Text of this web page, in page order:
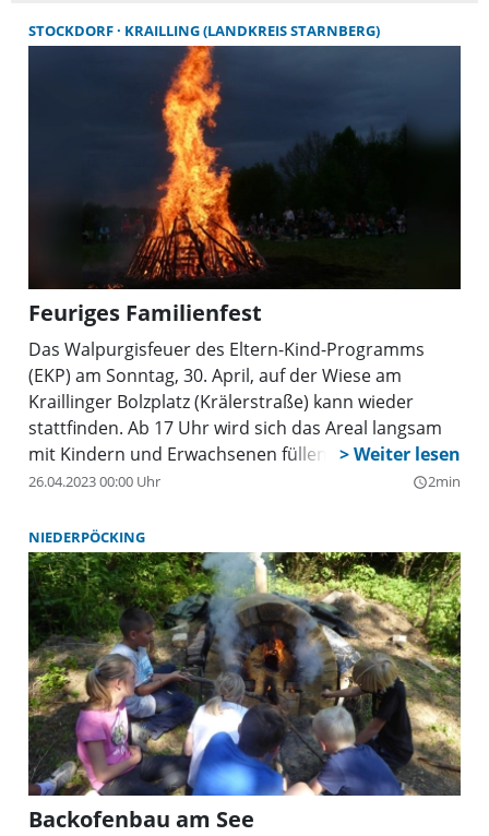
Steckerlfisch, Waffeln, Kaffee und Kuchen und
andere Leckereien sind zu familienfreundlichen
Preisen zu haben.
STOCKDORF KRAILLING (LANDKREIS STARNBERG)
Feuriges Familienfest
Das Walpurgisfeuer des Eltern-Kind-Programms
(EKP) am Sonntag, 30. April, auf der Wiese am
Kraillinger Bolzplatz (Krälerstraße) kann wieder
stattfinden. Ab 17 Uhr wird sich das Areal langsam
mit Kindern und Erwachsenen füllen.
26.04.2023 00:00 Uhr query_builder2min
NIEDERPÖCKING
Backofenbau am See